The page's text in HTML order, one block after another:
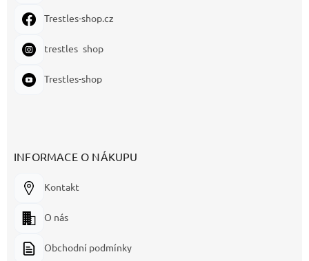
Trestles-shop.cz
trestles_shop
Trestles-shop
INFORMACE O NÁKUPU
Kontakt
O nás
Obchodní podmínky